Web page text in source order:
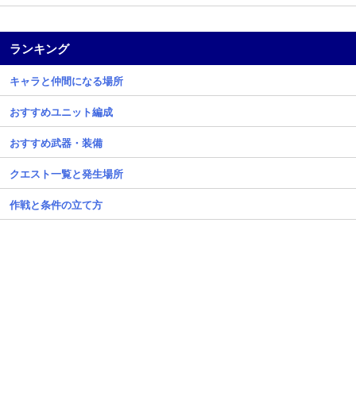
ランキング
キャラと仲間になる場所
おすすめユニット編成
おすすめ武器・装備
クエスト一覧と発生場所
作戦と条件の立て方